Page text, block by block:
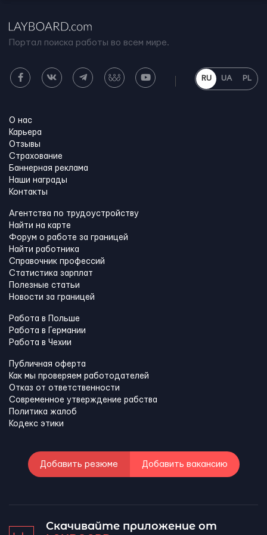
Портал поиска работы во всем мире.
RU UA PL
О нас
Карьера
Отзывы
Страхование
Баннерная реклама
Наши награды
Контакты
Агентства по трудоустройству
Найти на карте
Форум о работе за границей
Найти работника
Справочник профессий
Статистика зарплат
Полезные статьи
Новости за границей
Работа в Польше
Работа в Германии
Работа в Чехии
Публичная оферта
Как мы проверяем работодателей
Отказ от ответственности
Современное утверждение рабства
Политика жалоб
Кодекс этики
Добавить резюме Добавить вакансию
Скачивайте приложение от